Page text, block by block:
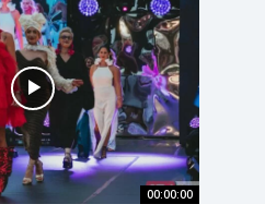
00:00:00